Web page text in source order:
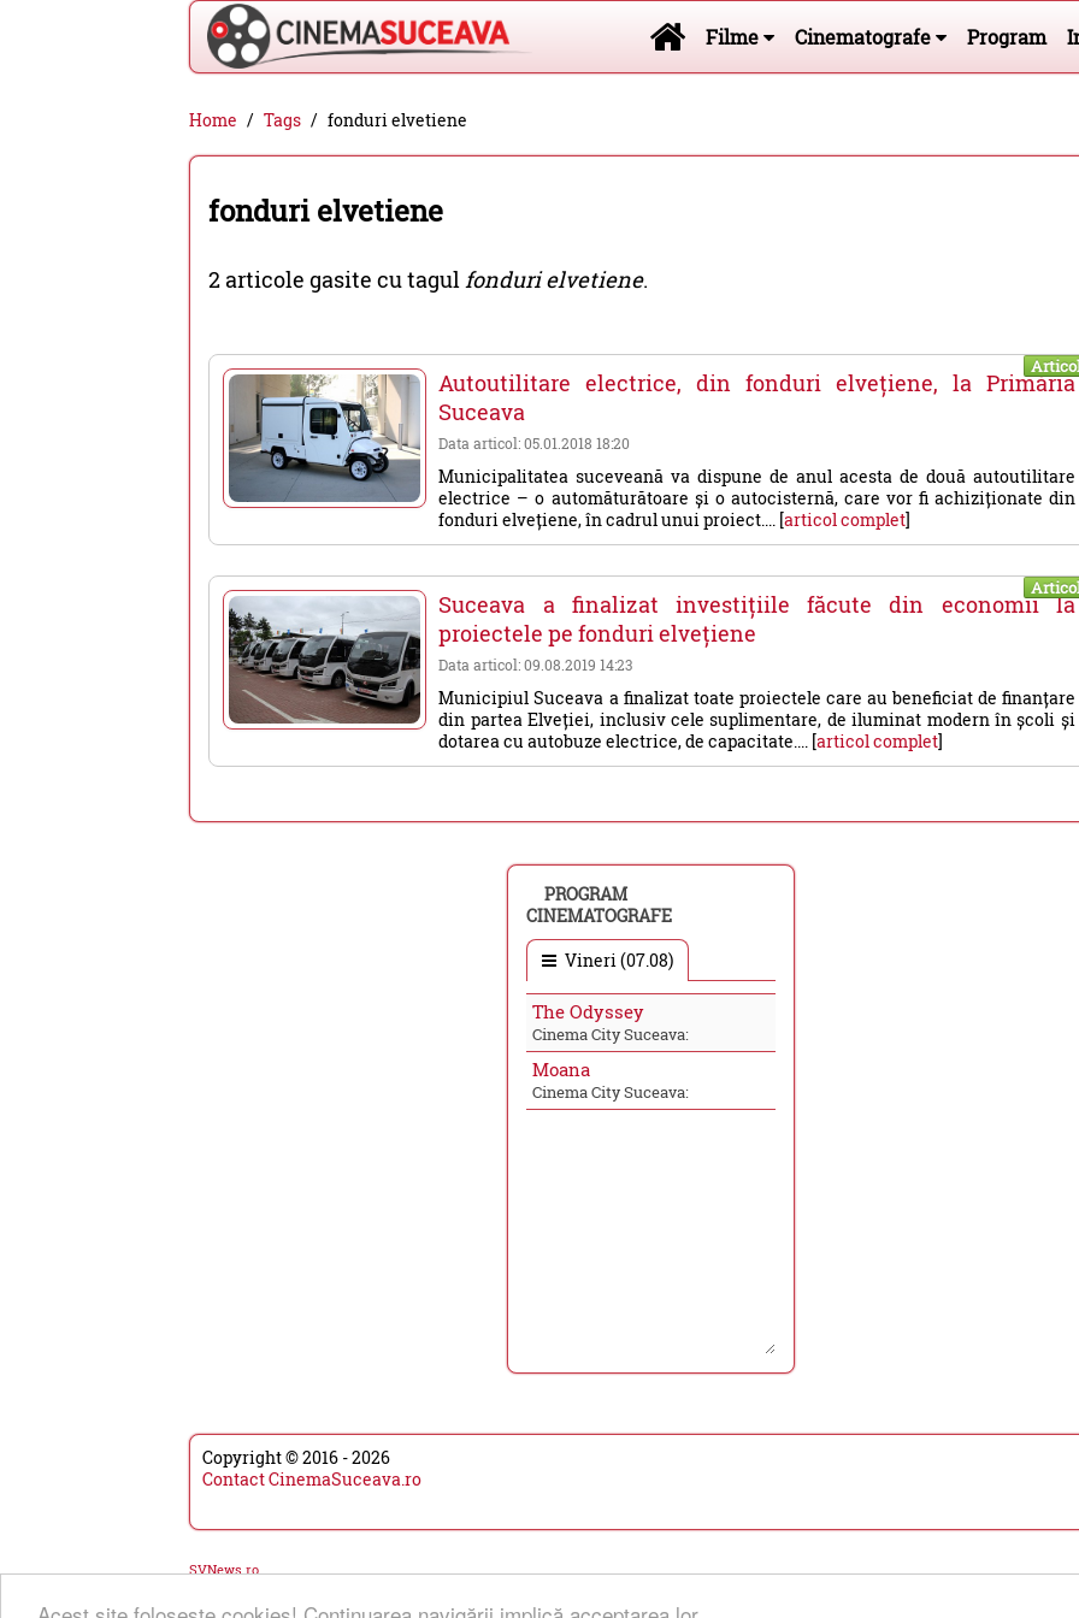
Cinema
Suceava
-
filme
cinema,
evenimente
din
Suceava
Filme Cinematografe Program
Home Tags fonduri elvetiene
fonduri elvetiene
2 articole gasite cu tagulfonduri elvetiene.
Autoutilitare electrice, din fonduri elvețiene, la Primăria
Suceava
Data articol: 05.01.2018 18:20
Municipalitatea suceveană va dispune de anul acesta de două autoutilitare
electrice – o automăturătoare și o autocisternă, care vor fi achiziționate din
fonduri elvețiene, în cadrul unui proiect.... [articol complet]
Suceava a finalizat investițiile făcute din economii la
proiectele pe fonduri elvețiene
Data articol: 09.08.2019 14:23
Municipiul Suceava a finalizat toate proiectele care au beneficiat de finanțare
din partea Elveției, inclusiv cele suplimentare, de iluminat modern în școli și
dotarea cu autobuze electrice, de capacitate.... [articol complet]
PROGRAM
CINEMATOGRAFE
Vineri (07.08)
The Odyssey
Cinema City Suceava:
Moana
Cinema City Suceava:
Copyright © 2016 - 2026
Contact CinemaSuceava.ro
SVNews.ro